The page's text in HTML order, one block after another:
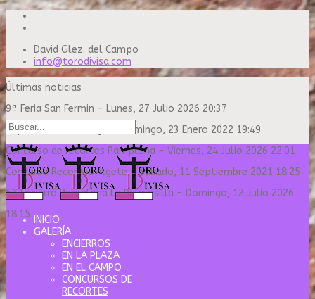
David Glez. del Campo
info@torodivisa.com
Últimas noticias
9ª Feria San Fermin - Lunes, 27 Julio 2026 20:37
Capea Sanse Domingo
Domingo, 23 Enero 2022 19:49
Concurso de recortes Pamplona - Viernes, 24 Julio 2026 22:01
Concurso Recortes Algete-Sábado, 11 Septiembre 2021 18:25
6º Encierro Pamplona La Palmosilla - Domingo, 12 Julio 2026
18:15
INICIO
GALERÍA
ENCIERROS
EN LA PLAZA
EN EL CAMPO
CONCURSOS DE
RECORTES